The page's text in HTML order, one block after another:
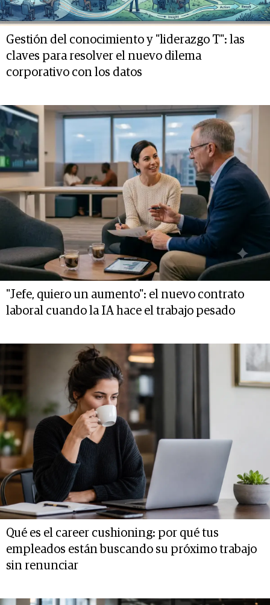
Gestión del conocimiento y "liderazgo T": las
claves para resolver el nuevo dilema
corporativo con los datos
"Jefe, quiero un aumento": el nuevo contrato
laboral cuando la IA hace el trabajo pesado
Qué es el career cushioning: por qué tus
empleados están buscando su próximo trabajo
sin renunciar